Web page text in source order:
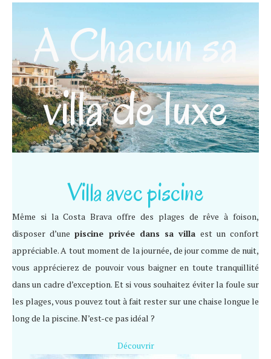
A Chacun sa
villa de luxe
Villa avec piscine
Même si la Costa Brava offre des plages de rêve à foison,
disposer d’unepiscine privée dans sa villa est un confort
appréciable. A tout moment de la journée, de jour comme de nuit,
vous apprécierez de pouvoir vous baigner en toute tranquillité
dans un cadre d’exception. Et si vous souhaitez éviter la foule sur
les plages, vous pouvez tout à fait rester sur une chaise longue le
long de la piscine. N’est-ce pas idéal ?
Découvrir